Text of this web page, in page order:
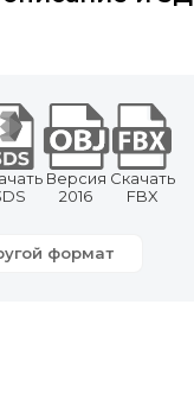
Версия
2016
Скачать
FBX
формат